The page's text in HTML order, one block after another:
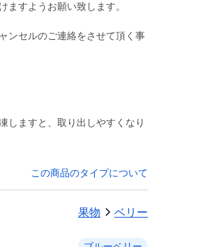
すようお願い致します。
ンセルのご連絡をさせて頂く事
しますと、取り出しやすくなり
この商品のタイプについて
果物 ベリー